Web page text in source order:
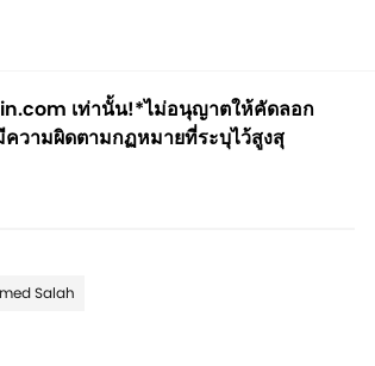
เท่านั้น!*ไม่อนุญาตให้คัดลอก
วามผิดตามกฏหมายที่ระบุไว้สูงสุ
Salah